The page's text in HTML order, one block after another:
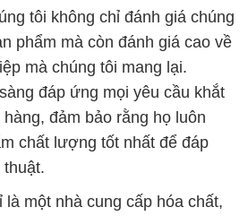
tôi không chỉ đánh giá chúng
phẩm mà còn đánh giá cao về
mà chúng tôi mang lại.
đáp ứng mọi yêu cầu khắt
đảm bảo rằng họ luôn
chất lượng tốt nhất để đáp
là một nhà cung cấp hóa chất,